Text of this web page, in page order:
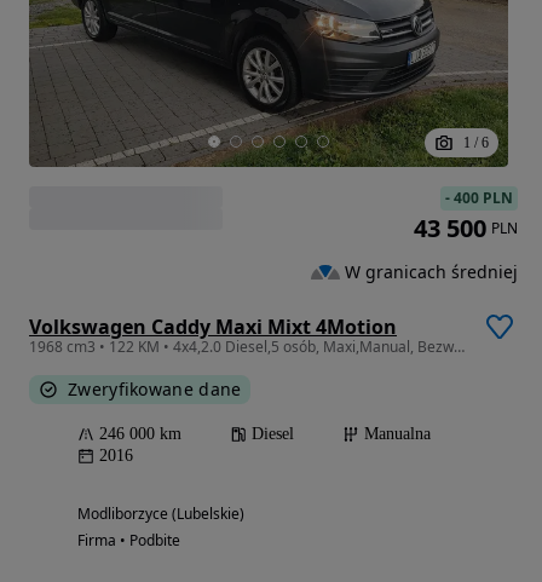
1 / 6
Volkswagen Caddy Maxi Mixt 4Motion
1968 cm3 • 122 KM • 4x4,2.0 Diesel,5 osób, Maxi,Manual, Bezwypadkowy
Zweryfikowane dane
246 000 km Diesel
Manualna
2016
Modliborzyce (Lubelskie)
Firma • Podbite
-400 PLN
43 500 PLN
W granicach średniej